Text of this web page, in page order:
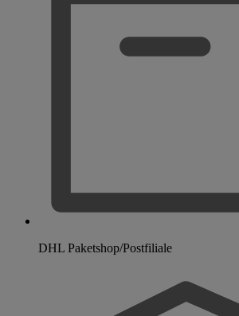
DHL Paketshop/Postfiliale